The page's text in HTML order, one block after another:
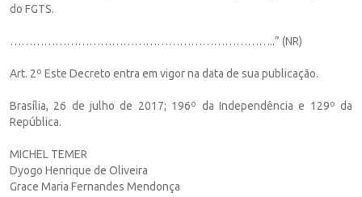
do FGTS.
……………………………………………………………..” (NR)
Art. 2º Este Decreto entra em vigor na data de sua publicação.
Brasília, 26 de julho de 2017; 196º da Independência e 129º da
República.
MICHEL TEMER
Dyogo Henrique de Oliveira
Grace Maria Fernandes Mendonça